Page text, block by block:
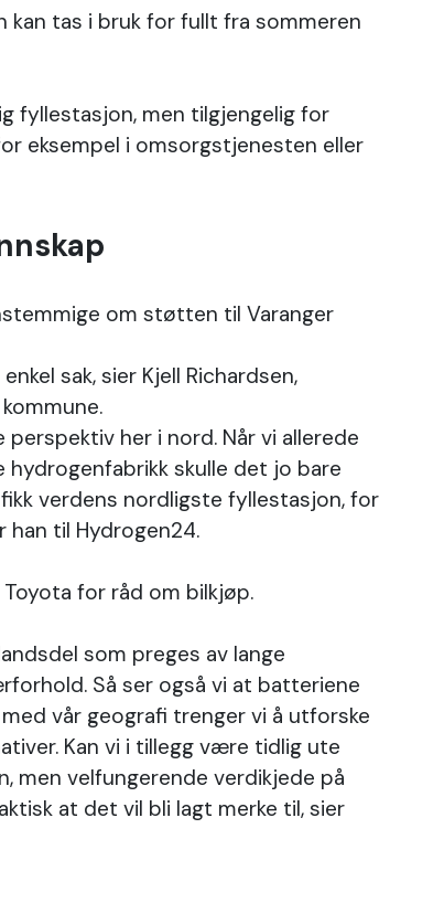
kan tas i bruk for fullt fra sommeren
fyllestasjon, men tilgjengelig for
eksempel i omsorgstjenesten eller
om støtten til Varanger
sak, sier Kjell Richardsen,
her i nord. Når vi allerede
hydrogenfabrikk skulle det jo bare
verdens nordligste fyllestasjon, for
han til Hydrogen24.
for råd om bilkjøp.
som preges av lange
Så ser også vi at batteriene
vår geografi trenger vi å utforske
Kan vi i tillegg være tidlig ute
men velfungerende verdikjede på
at det vil bli lagt merke til, sier